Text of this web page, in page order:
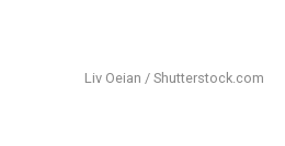
Liv Oeian / Shutterstock.com